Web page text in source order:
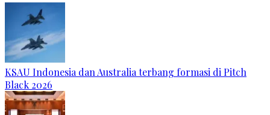
KSAU Indonesia dan Australia terbang formasi di Pitch
Black 2026